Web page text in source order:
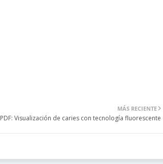
MÁS RECIENTE
PDF: Visualización de caries con tecnología fluorescente